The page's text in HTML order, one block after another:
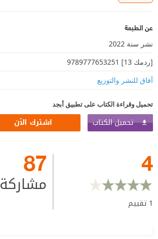
عن الطبعة
نشر سنة 2022
[ردمك 13] 9789777653251
آفاق للنشر والتوزيع
تحميل وقراءة الكتاب على تطبيق أبجد
تحميل الكتاب اشترك الآن
4
1 تقييم
87
مشاركة